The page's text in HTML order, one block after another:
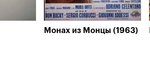
Монах из Монцы (1963)